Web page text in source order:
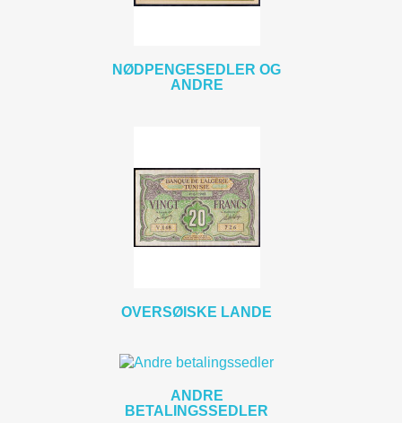
NØDPENGESEDLER OG
ANDRE
OVERSØISKE LANDE
ANDRE
BETALINGSSEDLER